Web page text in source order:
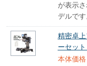
が表示
デルです
精密卓
ーセッ
本体価格